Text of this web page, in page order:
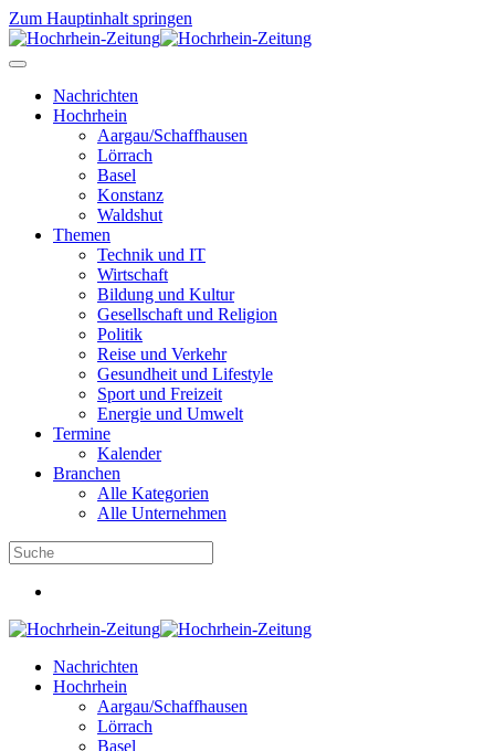
Zum Hauptinhalt springen
Nachrichten
Hochrhein
Aargau/Schaffhausen
Lörrach
Basel
Konstanz
Waldshut
Themen
Technik und IT
Wirtschaft
Bildung und Kultur
Gesellschaft und Religion
Politik
Reise und Verkehr
Gesundheit und Lifestyle
Sport und Freizeit
Energie und Umwelt
Termine
Kalender
Branchen
Alle Kategorien
Alle Unternehmen
Nachrichten
Hochrhein
Aargau/Schaffhausen
Lörrach
Basel